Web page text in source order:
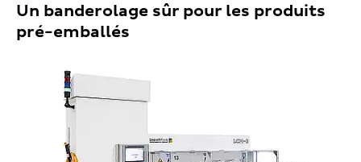
Un banderolage sûr pour les produits
pré-emballés